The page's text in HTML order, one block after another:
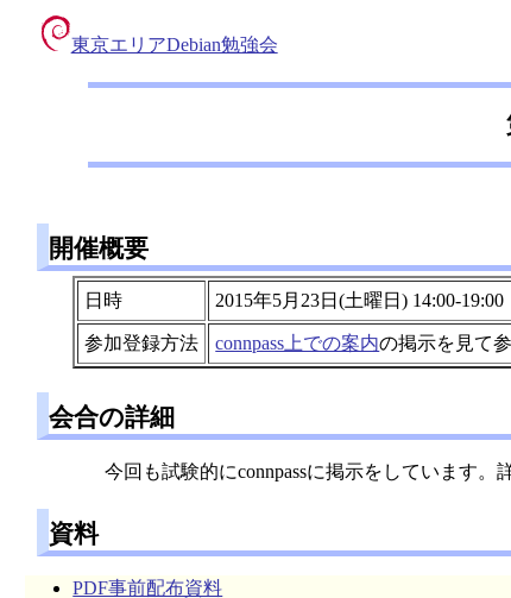
東京エリアDebian勉強会
開催概要
日時 2015年5月23日(土曜日) 14:00-19:00
参加登録方法 connpass上での案内の掲示を見て
会合の詳細
今回も試験的にconnpassに掲示をしています。
資料
PDF事前配布資料